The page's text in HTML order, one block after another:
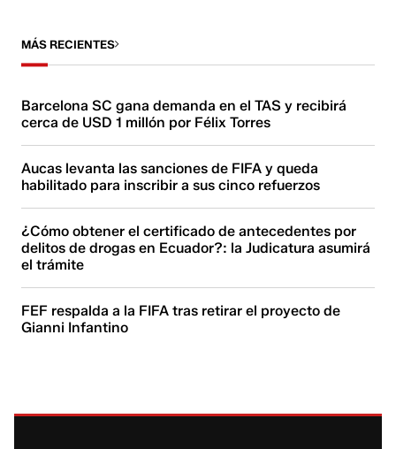
MÁS RECIENTES
Barcelona SC gana demanda en el TAS y recibirá
cerca de USD 1 millón por Félix Torres
Aucas levanta las sanciones de FIFA y queda
habilitado para inscribir a sus cinco refuerzos
¿Cómo obtener el certificado de antecedentes por
delitos de drogas en Ecuador?: la Judicatura asumirá
el trámite
FEF respalda a la FIFA tras retirar el proyecto de
Gianni Infantino